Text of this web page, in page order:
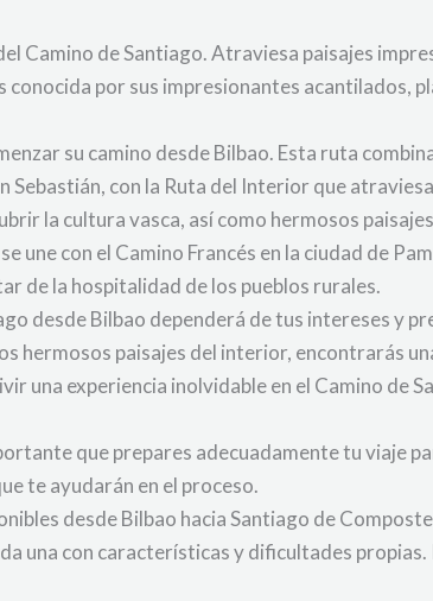
Camino de Santiago. Atraviesa paisajes
por sus impresionantes acantilados,
su camino desde Bilbao. Esta ruta
con la Ruta del Interior que
la cultura vasca, así como hermosos
con el Camino Francés en la ciudad de
de la hospitalidad de los pueblos rurales.
desde Bilbao dependerá de tus intereses y
paisajes del interior, encontrarás
una experiencia inolvidable en el Camino de
que prepares adecuadamente tu viaje
te ayudarán en el proceso.
desde Bilbao hacia Santiago de
una con características y dificultades